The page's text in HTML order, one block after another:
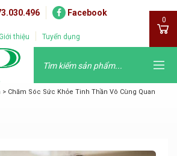
Facebook
thiệu Tuyển dụng
0
> Chăm Sóc Sức Khỏe Tinh Thần Vô Cùng Quan